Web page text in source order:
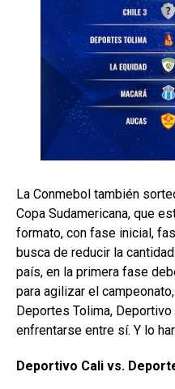
La Conmebol también
Copa Sudamericana, que
formato, con fase inicial,
busca de reducir la
país, en la primera fase
para agilizar el
Deportes Tolima,
enfrentarse entre sí. Y lo
Deportivo Cali vs.